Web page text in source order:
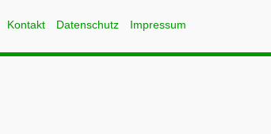
Kontakt Datenschutz Impressum